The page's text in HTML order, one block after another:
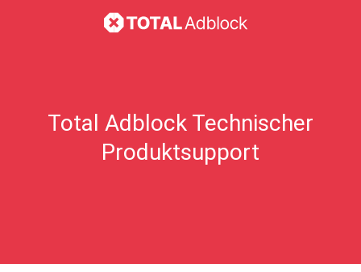
Total Adblock Technischer
Produktsupport